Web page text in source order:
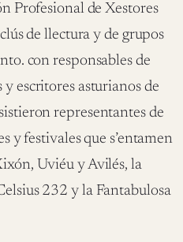
Profesional de Xestores
de llectura y de grupos
con responsables de
escritores asturianos de
representantes de
y festivales que s’entamen
Uviéu y Avilés, la
232 y la Fantabulosa